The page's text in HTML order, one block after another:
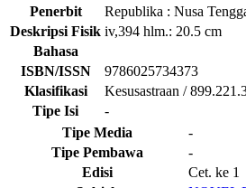
Penerbit
Republika : Nusa
Deskripsi Fisik iv,394 hlm.: 20.5 cm
Bahasa
ISBN/ISSN
9786025734373
Klasifikasi
Kesusastraan /
Tipe Isi
-
Tipe Media
-
Tipe Pembawa
-
Edisi
Cet. ke 1